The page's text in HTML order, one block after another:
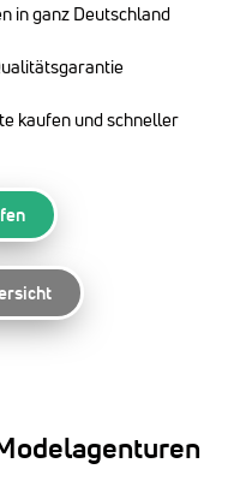
in ganz Deutschland
kaufen und schneller